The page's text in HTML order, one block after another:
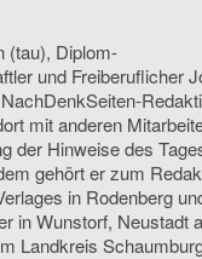
(tau), Diplom-
und Freiberuflicher
mit anderen
der Hinweise des
gehört er zum
in Rodenberg
in Wunstorf, Neustadt
Landkreis